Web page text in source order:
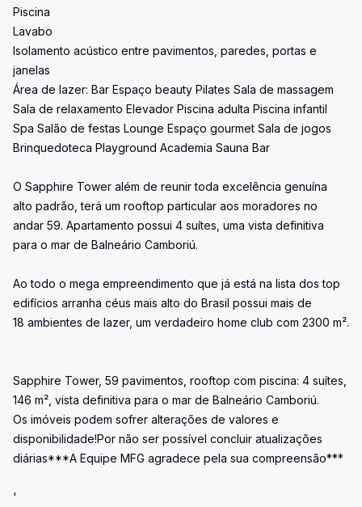
Piscina
Lavabo
Isolamento acústico entre pavimentos, paredes, portas e
janelas
Área de lazer: Bar Espaço beauty Pilates Sala de massagem
Sala de relaxamento Elevador Piscina adulta Piscina infantil
Spa Salão de festas Lounge Espaço gourmet Sala de jogos
Brinquedoteca Playground Academia Sauna Bar
O Sapphire Tower além de reunir toda excelência genuína
alto padrão, terá um rooftop particular aos moradores no
andar 59. Apartamento possui 4 suítes, uma vista definitiva
para o mar de Balneário Camboriú.
Ao todo o mega empreendimento que já está na lista dos top
edifícios arranha céus mais alto do Brasil possui mais de
18 ambientes de lazer, um verdadeiro home club com 2300 m².
Sapphire Tower, 59 pavimentos, rooftop com piscina: 4 suítes,
146 m², vista definitiva para o mar de Balneário Camboriú.
Os imóveis podem sofrer alterações de valores e
disponibilidade!Por não ser possível concluir atualizações
diárias***A Equipe MFG agradece pela sua compreensão***
'